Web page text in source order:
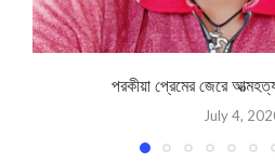
পরকীয়া প্রেমের জেরে
July 4,